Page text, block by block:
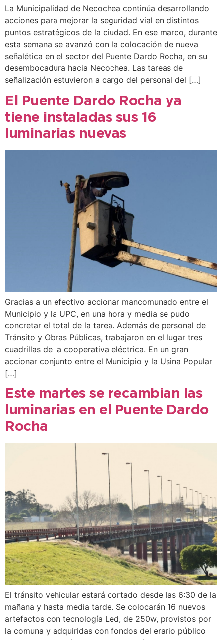
La Municipalidad de Necochea continúa desarrollando
acciones para mejorar la seguridad vial en distintos
puntos estratégicos de la ciudad. En ese marco, durante
esta semana se avanzó con la colocación de nueva
señalética en el sector del Puente Dardo Rocha, en su
desembocadura hacia Necochea. Las tareas de
señalización estuvieron a cargo del personal del […]
El Puente Dardo Rocha ya
tiene instaladas sus 16
luminarias nuevas
Gracias a un efectivo accionar mancomunado entre el
Municipio y la UPC, en una hora y media se pudo
concretar el total de la tarea. Además de personal de
Tránsito y Obras Públicas, trabajaron en el lugar tres
cuadrillas de la cooperativa eléctrica. En un gran
accionar conjunto entre el Municipio y la Usina Popular
[…]
Este martes se recambian las
luminarias en el Puente Dardo
Rocha
El tránsito vehicular estará cortado desde las 6:30 de la
mañana y hasta media tarde. Se colocarán 16 nuevos
artefactos con tecnología Led, de 250w, provistos por
la comuna y adquiridas con fondos del erario público